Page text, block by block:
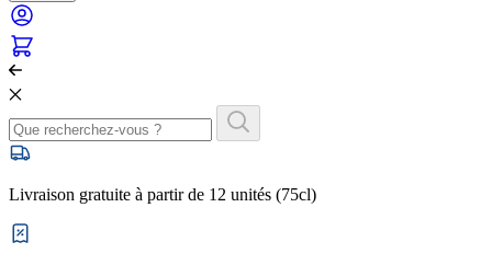
Livraison gratuite à partir de 12 unités (75cl)